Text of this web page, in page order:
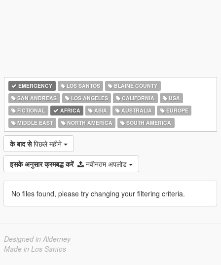
EMERGENCY LOS SANTOS
BLAINE COUNTY
SAN ANDREAS
LOS ANGELES CALIFORNIA
USA
FICTIONAL
AFRICA ASIA AUSTRALIA
EUROPE
MIDDLE EAST
NORTH AMERICA SOUTH AMERICA
के बाद से पिछले महीने
इसके अनुसार क्रमबद्ध करें नवीनतम अपलोड
No files found, please try changing your filtering criteria.
Designed in Alderney
Made in Los Santos